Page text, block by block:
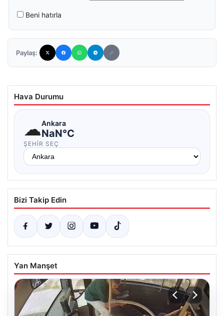
Beni hatırla
Paylaş:
Hava Durumu
☁Ankara
NaN°C
ŞEHIR SEÇ
Bizi Takip Edin
Yan Manşet